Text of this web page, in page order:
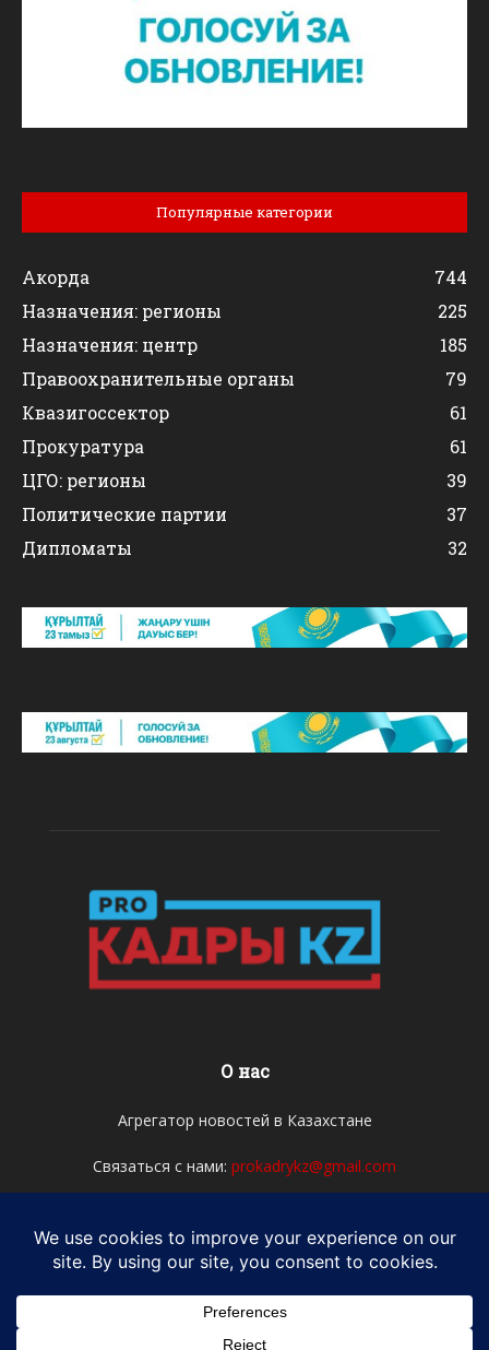
Популярные категории
Акорда
744
Назначения: регионы
225
Назначения: центр
185
Правоохранительные органы
79
Квазигоссектор
61
Прокуратура
61
ЦГО: регионы
39
Политические партии
37
Дипломаты
32
О нас
Агрегатор новостей в Казахстане
Связаться с нами: prokadrykz@gmail.com
Мы в соцсетях